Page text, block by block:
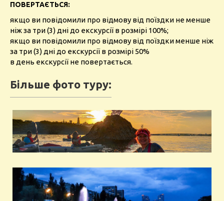
ПОВЕРТАЄТЬСЯ:
якщо ви повідомили про відмову від поїздки не менше
ніж за три (3) дні до екскурсії в розмірі 100%;
якщо ви повідомили про відмову від поїздки менше ніж
за три (3) дні до екскурсії в розмірі 50%
в день екскурсії не повертається.
Більше фото туру: